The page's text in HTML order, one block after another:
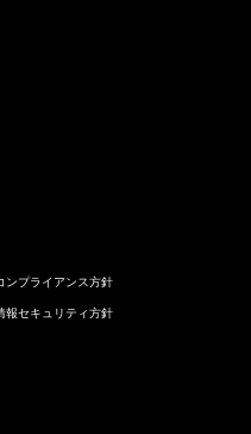
ンプライアンス方針
報セキュリティ方針